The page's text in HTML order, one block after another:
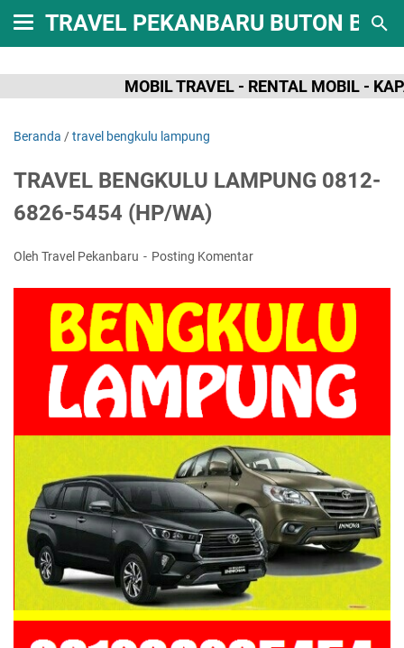
TRAVEL PEKANBARU BUTON
MOBIL TRAVEL - RENTAL MOBIL - KAPAL
Beranda /travel bengkulu lampung
TRAVEL BENGKULU LAMPUNG 0812-
6826-5454 (HP/WA)
Oleh Travel Pekanbaru Posting Komentar